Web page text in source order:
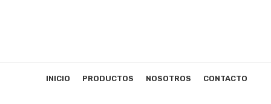
INICIO PRODUCTOS NOSOTROS CONTACTO